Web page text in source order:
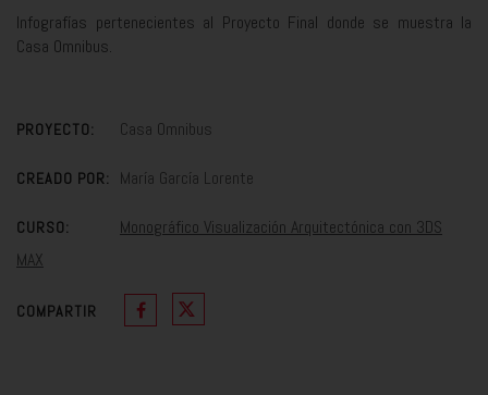
Infografías pertenecientes al Proyecto Final donde se muestra la
Casa Omnibus.
PROYECTO: Casa Omnibus
CREADO POR: María García Lorente
CURSO:
Monográfico Visualización Arquitectónica con 3DS
MAX
COMPARTIR